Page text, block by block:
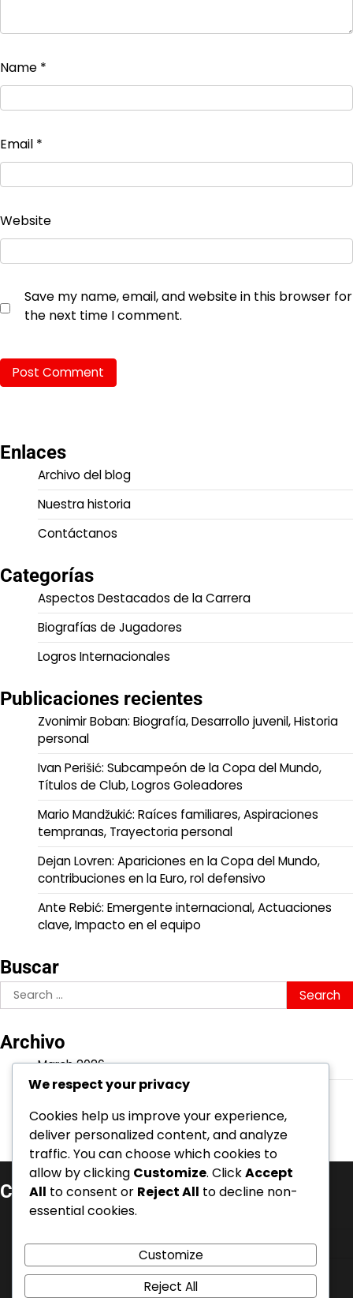
Name *
Email *
Website
Save my name, email, and website in this browser for
the next time I comment.
Enlaces
Archivo del blog
Nuestra historia
Contáctanos
Categorías
Aspectos Destacados de la Carrera
Biografías de Jugadores
Logros Internacionales
Publicaciones recientes
Zvonimir Boban: Biografía, Desarrollo juvenil, Historia
personal
Ivan Perišić: Subcampeón de la Copa del Mundo,
Títulos de Club, Logros Goleadores
Mario Mandžukić: Raíces familiares, Aspiraciones
tempranas, Trayectoria personal
Dejan Lovren: Apariciones en la Copa del Mundo,
contribuciones en la Euro, rol defensivo
Ante Rebić: Emergente internacional, Actuaciones
clave, Impacto en el equipo
Buscar
Search
for:
Archivo
March 2026
February 2026
Categorías
Aspectos Destacados de la Carrera
Biografías de Jugadores
Logros Internacionales
We respect your privacy
Cookies help us improve your experience,
deliver personalized content, and analyze
traffic. You can choose which cookies to
allow by clicking Customize. ClickAccept
All to consent or Reject All to decline non-
essential cookies.
Customize
Reject All